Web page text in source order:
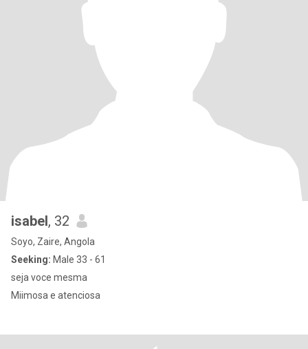
isabel, 32
Soyo, Zaire, Angola
Seeking: Male 33 - 61
seja voce mesma
Miimosa e atenciosa